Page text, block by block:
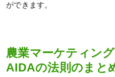
ができます。
農業マーケティン
AIDAの法則のまと